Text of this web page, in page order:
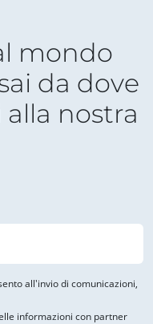
mondo
da dove
alla nostra
all'invio di comunicazioni,
informazioni con partner